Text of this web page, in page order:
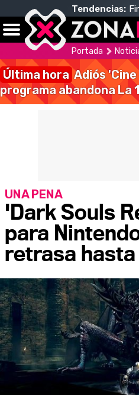
Tendencias:
Portada
Última hora Adiós
programa abandona La
'Dark Souls
para
retrasa
UNA PENA